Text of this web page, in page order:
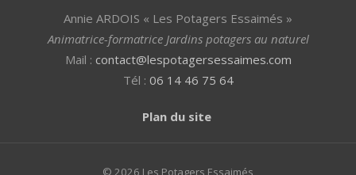
Annie ARDOIS « Les Potagers Essaimés »
Animatrice-formatrice Jardins potagers au naturel
Mail : contact@lespotagersessaimes.com
Tél : 06 14 46 75 64
Plan du site
© 2026 Les Potagers Essaimés